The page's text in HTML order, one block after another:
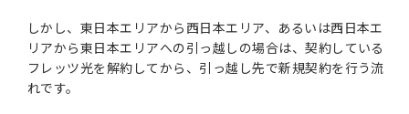
しかし、東日本エリアから西日本エリア、あるいは西日本エ
リアから東日本エリアへの引っ越しの場合は、契約している
フレッツ光を解約してから、引っ越し先で新規契約を行う流
れです。